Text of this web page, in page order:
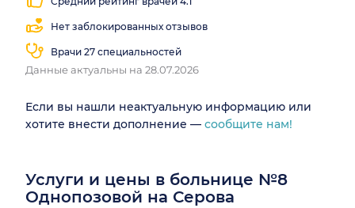
Нет заблокированных отзывов
Врачи 27 специальностей
Данные актуальны на 28.07.2026
Если вы нашли неактуальную информацию или
хотите внести дополнение — сообщите нам!
Услуги и цены в больнице №8
Однопозовой на Серова